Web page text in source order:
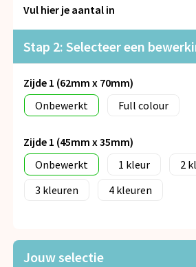
Snoepgoed
Spellen voor binnen en buiten
Veiligheid, Auto en Fiets
Vrije tijd en Strand
Anti-stress
Vul hier je aantal in
Stap 2: Selecteer een
Zijde 1 (62mm x 70mm)
Onbewerkt
Full colour
Zijde 1 (45mm x 35mm)
Onbewerkt
1
2
3
4
Jouw selectie